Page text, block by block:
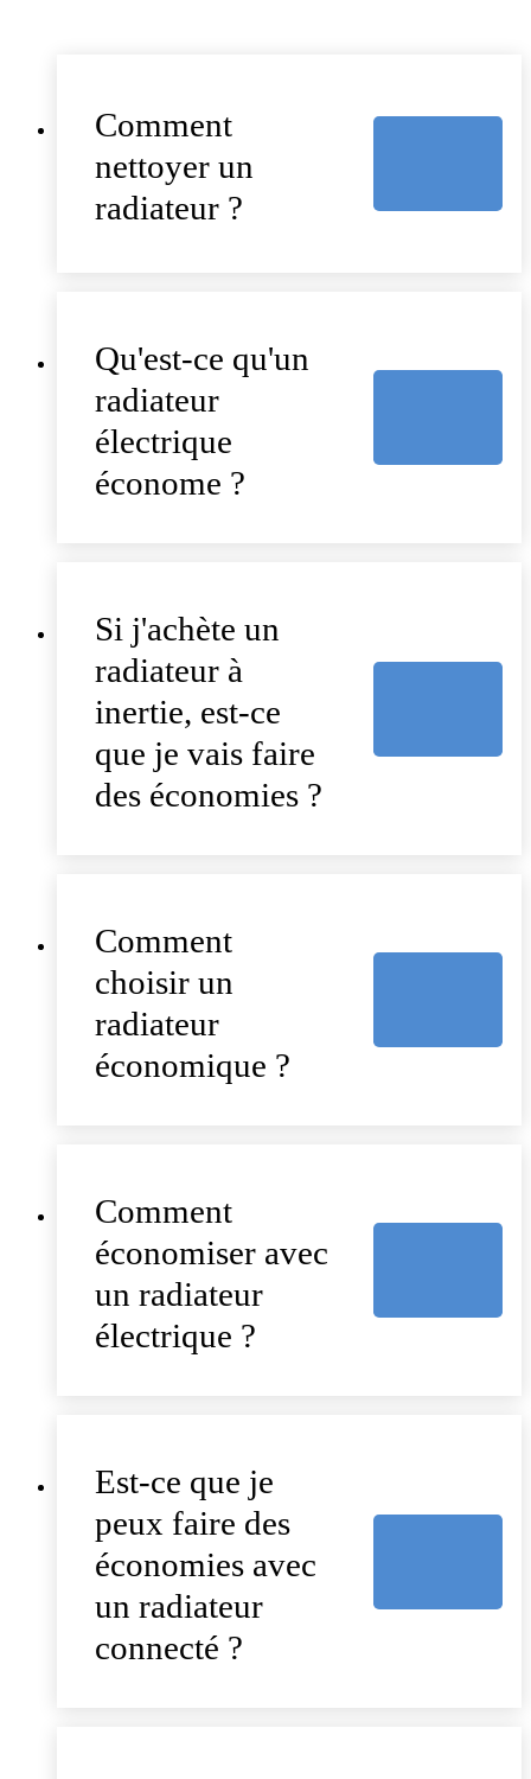
Comment
nettoyer un
radiateur ?
Qu'est-ce qu'un
radiateur
électrique
économe ?
Si j'achète un
radiateur à
inertie, est-ce
que je vais faire
des économies ?
Comment
choisir un
radiateur
économique ?
Comment
économiser avec
un radiateur
électrique ?
Est-ce que je
peux faire des
économies avec
un radiateur
connecté ?